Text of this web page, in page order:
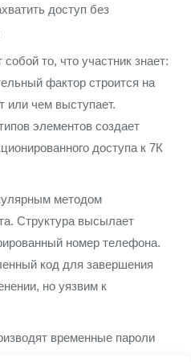
доступ без
то, что участник знает:
фактор строится на
или чем выступает.
элементов создает
доступа к 7К
методом
Структура высылает
номер телефона.
код для завершения
но уязвим к
временные пароли